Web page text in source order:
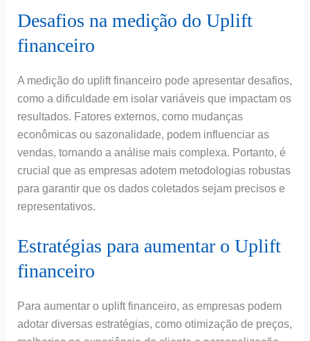
Desafios na medição do Uplift
financeiro
A medição do uplift financeiro pode apresentar desafios,
como a dificuldade em isolar variáveis que impactam os
resultados. Fatores externos, como mudanças
econômicas ou sazonalidade, podem influenciar as
vendas, tornando a análise mais complexa. Portanto, é
crucial que as empresas adotem metodologias robustas
para garantir que os dados coletados sejam precisos e
representativos.
Estratégias para aumentar o Uplift
financeiro
Para aumentar o uplift financeiro, as empresas podem
adotar diversas estratégias, como otimização de preços,